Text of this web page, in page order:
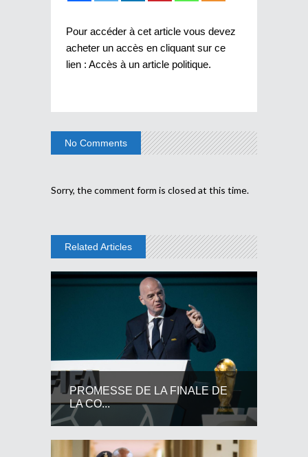
Pour accéder à cet article vous devez
acheter un accès en cliquant sur ce
lien : Accès à un article politique.
No Comments
Sorry, the comment form is closed at this time.
Related Articles
PROMESSE DE LA FINALE DE
LA CO...